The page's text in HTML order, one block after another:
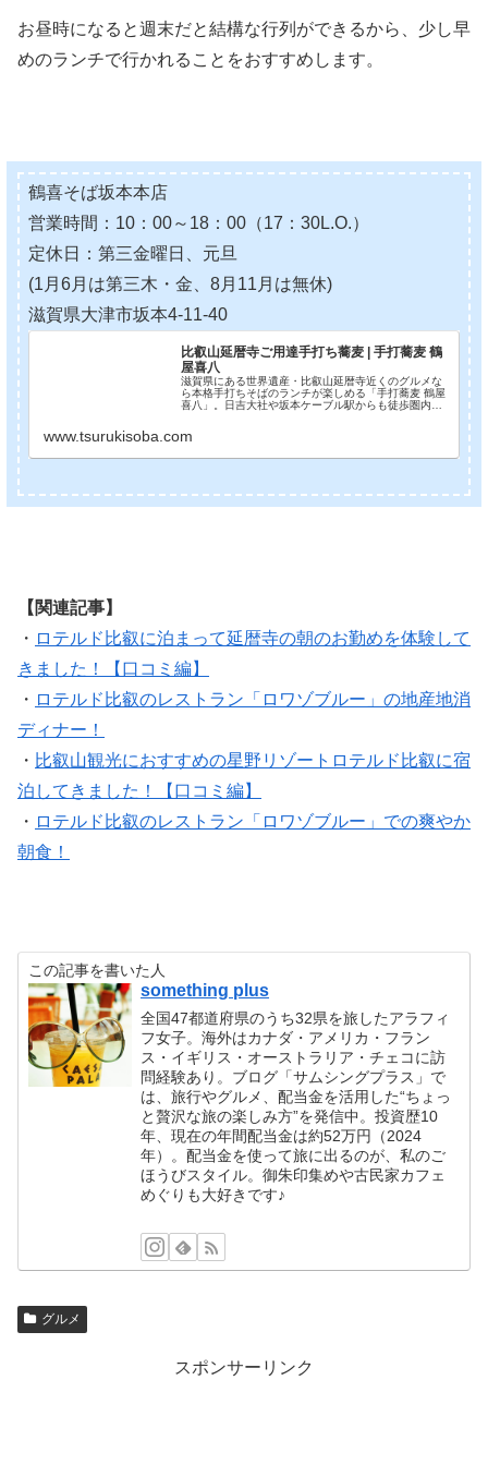
お昼時になると週末だと結構な行列ができるから、少し早
めのランチで行かれることをおすすめします。
鶴喜そば坂本本店
営業時間：10：00～18：00（17：30L.O.）
定休日：第三金曜日、元旦
(1月6月は第三木・金、8月11月は無休)
滋賀県大津市坂本4-11-40
比叡山延暦寺ご用達手打ち蕎麦 | 手打蕎麦 鶴
屋喜八
滋賀県にある世界遺産・比叡山延暦寺近くのグルメな
ら本格手打ちそばのランチが楽しめる「手打蕎麦 鶴屋
喜八」。日吉大社や坂本ケーブル駅からも徒歩圏内で
www.tsurukisoba.com
【関連記事】
・ ロテルド比叡に泊まって延暦寺の朝のお勤めを体験して
きました！【口コミ編】
・ ロテルド比叡のレストラン「ロワゾブルー」の地産地消
ディナー！
・ 比叡山観光におすすめの星野リゾートロテルド比叡に宿
泊してきました！【口コミ編】
・ ロテルド比叡のレストラン「ロワゾブルー」での爽やか
朝食！
この記事を書いた人
something plus
全国47都道府県のうち32県を旅したアラフィ
フ女子。海外はカナダ・アメリカ・フラン
ス・イギリス・オーストラリア・チェコに訪
問経験あり。ブログ「サムシングプラス」で
は、旅行やグルメ、配当金を活用した“ちょっ
と贅沢な旅の楽しみ方”を発信中。投資歴10
年、現在の年間配当金は約52万円（2024
年）。配当金を使って旅に出るのが、私のご
ほうびスタイル。御朱印集めや古民家カフェ
めぐりも大好きです♪
グルメ
スポンサーリンク